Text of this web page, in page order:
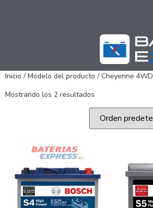
Inicio / Modelo del producto / Cheyenne 4WD
Mostrando los 2 resultados